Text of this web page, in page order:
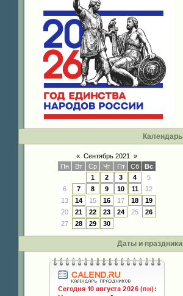
Календарь
« Сентябрь 2021
»
Пн
Вт Ср Чт Пт Сб
Вс
1
2 3 4
5
6
7 8 9 10 11
12
13
14 15 16 17 18
19
20
21 22 23 24 25
26
27
28 29 30
Даты и праздники